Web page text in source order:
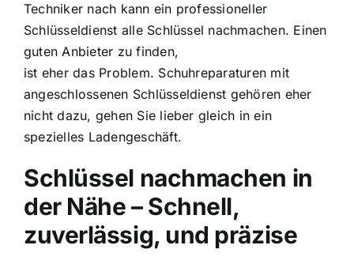
Techniker nach kann ein professioneller
Schlüsseldienst alle Schlüssel nachmachen. Einen
guten Anbieter zu finden,
ist eher das Problem. Schuhreparaturen mit
angeschlossenen Schlüsseldienst gehören eher
nicht dazu, gehen Sie lieber gleich in ein
spezielles Ladengeschäft.
Schlüssel nachmachen in
der Nähe – Schnell,
zuverlässig, und präzise